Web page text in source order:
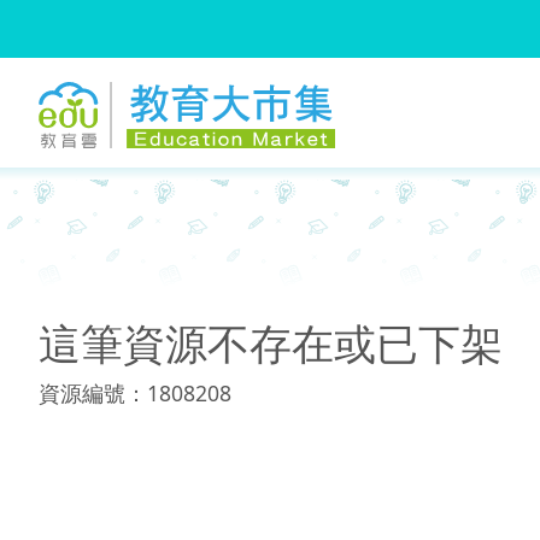
:::
這筆資源不存在或已下架
資源編號：1808208